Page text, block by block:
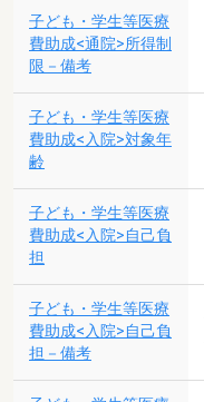
子ども・学生等医療
費助成<通院>所得制
限－備考
子ども・学生等医療
費助成<入院>対象年
齢
子ども・学生等医療
費助成<入院>自己負
担
子ども・学生等医療
費助成<入院>自己負
担－備考